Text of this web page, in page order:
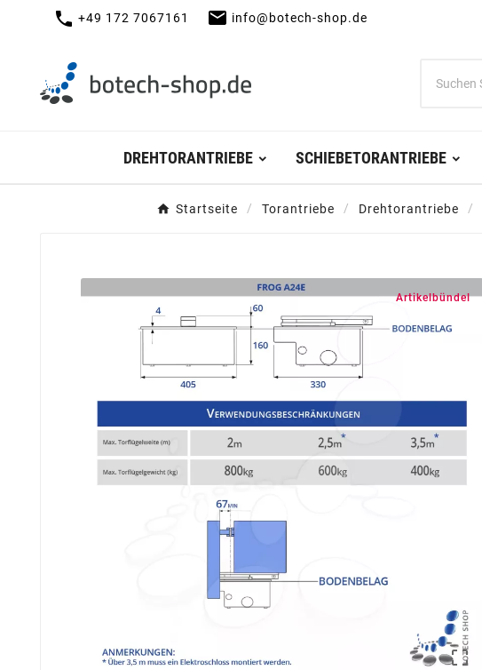
call +49 172 7067161 mail info@botech-shop.de
DREHTORANTRIEBE SCHIEBETORANTRIEBE
Startseite Torantriebe Drehtorantriebe
Artikelbündel
